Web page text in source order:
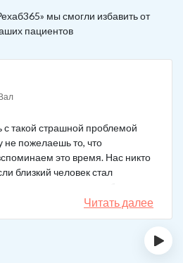
мы смогли избавить от
пациентов
такой страшной проблемой
не пожелаешь то, что
это время. Нас никто
близкий человек стал
говоря, надежды не было,
бесполезно, но решили
родственника в клинику на
Читать далее
›